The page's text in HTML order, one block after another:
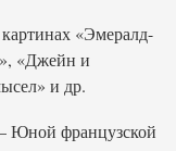
«Эмералд-
«Джейн и
и др.
Юной французской